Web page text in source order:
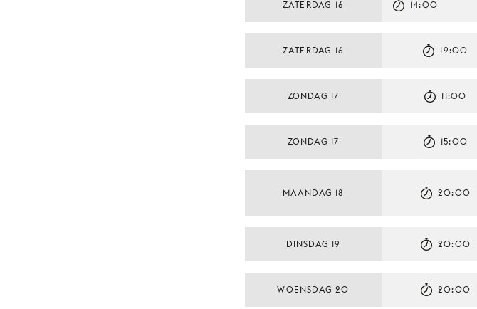
ZATERDAG 16 14:00
ZATERDAG 16 19:00
ZONDAG 17 11:00
ZONDAG 17 15:00
MAANDAG 18 20:00
DINSDAG 19 20:00
WOENSDAG 20 20:00